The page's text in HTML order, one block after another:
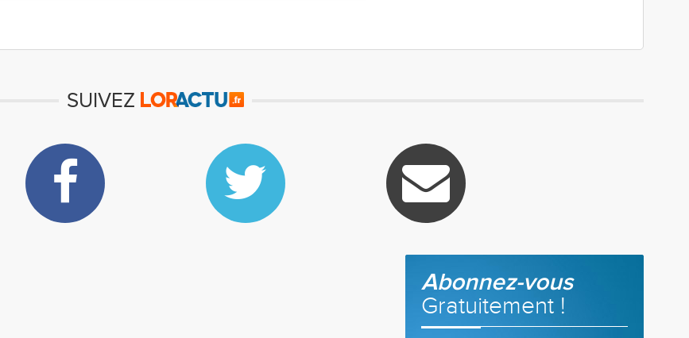
SUIVEZ
Abonnez-vous
Gratuitement !